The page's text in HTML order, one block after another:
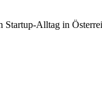
Alltag in